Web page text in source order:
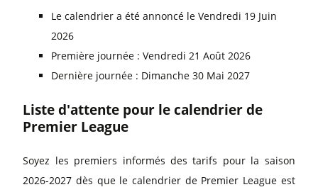
Le calendrier a été annoncé le Vendredi 19 Juin
2026
Première journée : Vendredi 21 Août 2026
Dernière journée : Dimanche 30 Mai 2027
Liste d'attente pour le calendrier de
Premier League
Soyez les premiers informés des tarifs pour la saison
2026-2027 dès que le calendrier de Premier League est